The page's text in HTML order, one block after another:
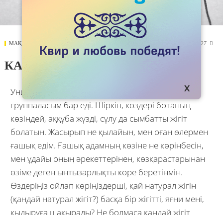
МАҚАЛАЛАР 5227 
КАМИНГ АУТТЫҢ ЖОЛДАРЫ
Университетте оқып жүрген кезімде бір
группаласым бар еді. Шіркін, көздері ботаның
көзіндей, аққұба жүзді, сұлу да сымбатты жігіт
болатын. Жасырып не қылайын, мен оған өлермен
ғашық едім. Ғашық адамның көзіне не көрінбесін,
мен ұдайы оның әрекеттерінен, көзқарастарынан
өзіме деген ынтызарлықты көре беретінмін.
Өздеріңіз ойлап көріңіздерші, қай натурал жігін
(қандай натурал жігіт?) басқа бір жігітті, яғни мені,
қыдыруға шақырады? Не болмаса қандай жігіт